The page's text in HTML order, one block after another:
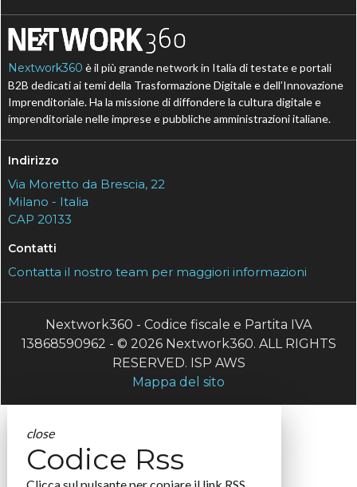
Nextwork360 è il più grande network in Italia di testate e portali
B2B dedicati ai temi della Trasformazione Digitale e dell’Innovazione
Imprenditoriale. Ha la missione di diffondere la cultura digitale e
imprenditoriale nelle imprese e pubbliche amministrazioni italiane.
Indirizzo
Via Moretto da Brescia, 22
Milano - Italia
CAP 20133
Contatti
Contatta il nostro team per maggiori informazioni
Nextwork360 - Codice fiscale e Partita IVA
13868590962 - © 2026 Nextwork360. ALL RIGHTS
RESERVED. ISP AWS
Mappa del sito
close
Codice Rss